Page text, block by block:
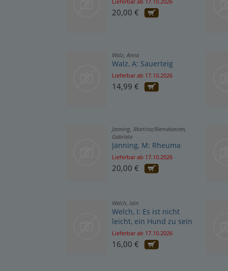
20,00 €
Walz, Anna
Walz, A: Sauerteig
Lieferbar ab 17.10.2026
14,99 €
Janning, Martina;Riemekasten,
Gabriela
Janning, M: Rheuma
Lieferbar ab 17.10.2026
20,00 €
Welch, Iain
Welch, I: Es ist nicht
leicht, ein Hund zu sein
Lieferbar ab 17.10.2026
16,00 €